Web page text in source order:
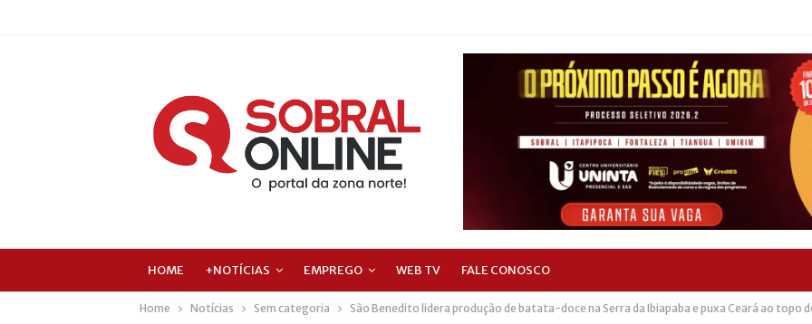
HOME +NOTÍCIAS EMPREGO WEB TV FALE CONOSCO
Home Notícias Sem categoria São Benedito lidera produção de batata-doce na Serra da Ibiapaba e puxa Ceará ao topo